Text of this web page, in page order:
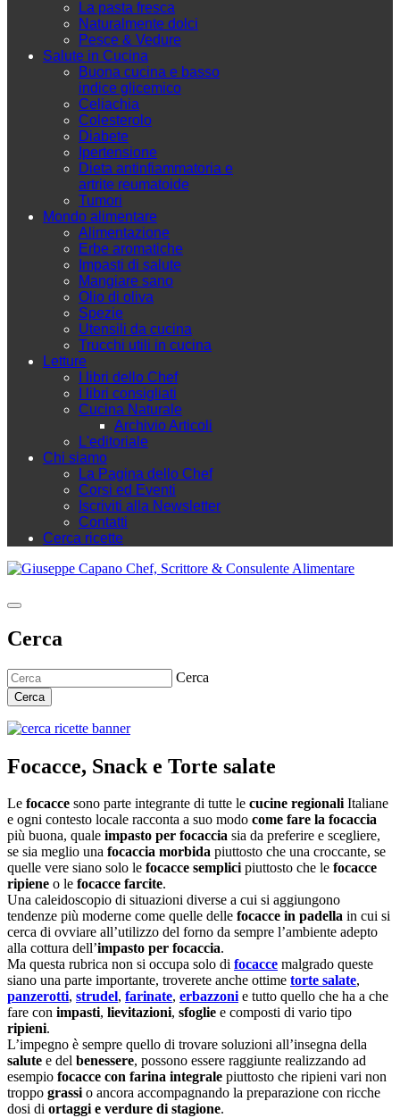
La pasta fresca
Naturalmente dolci
Pesce & Vedure
Salute in Cucina
Buona cucina e basso
indice glicemico
Celiachia
Colesterolo
Diabete
Ipertensione
Dieta antinfiammatoria e
artrite reumatoide
Tumori
Mondo alimentare
Alimentazione
Erbe aromatiche
Impasti di salute
Mangiare sano
Olio di oliva
Spezie
Utensili da cucina
Trucchi utili in cucina
Letture
I libri dello Chef
I libri consigliati
Cucina Naturale
Archivio Articoli
L'editoriale
Chi siamo
La Pagina dello Chef
Corsi ed Eventi
Iscriviti alla Newsletter
Contatti
Cerca ricette
Cerca
Cerca
Cerca
Focacce, Snack e Torte salate
Le focacce sono parte integrante di tutte le cucine regionaliItaliane
e ogni contesto locale racconta a suo modo come fare la focaccia
più buona, quale impasto per focaccia sia da preferire e scegliere,
se sia meglio una focaccia morbida piuttosto che una croccante, se
quelle vere siano solo le focacce semplicipiuttosto che le focacce
ripiene o le focacce farcite.
Una caleidoscopio di situazioni diverse a cui si aggiungono
tendenze più moderne come quelle delle focacce in padella in cui si
cerca di ovviare all’utilizzo del forno da sempre l’ambiente adepto
alla cottura dell’impasto per focaccia.
Ma questa rubrica non si occupa solo di focacce malgrado queste
siano una parte importante, troverete anche ottime torte salate,
panzerotti, strudel, farinate, erbazzonie tutto quello che ha a che
fare con impasti, lievitazioni, sfoglie e composti di vario tipo
ripieni.
L’impegno è sempre quello di trovare soluzioni all’insegna della
salute e del benessere, possono essere raggiunte realizzando ad
esempio focacce con farina integrale piuttosto che ripieni vari non
troppo grassio ancora accompagnando la preparazione con ricche
dosi di ortaggi e verdure di stagione.